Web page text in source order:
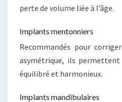
perte de volume liée à l’âge.
Implants mentonniers
Recommandés pour
asymétrique, ils
équilibré et harmonieux.
Implants mandibulaires